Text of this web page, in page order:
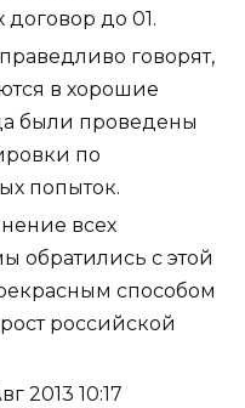
до 01.
говорят,
в хорошие
были проведены
по
попыток.
всех
обратились с этой
способом
российской
2013 10:17